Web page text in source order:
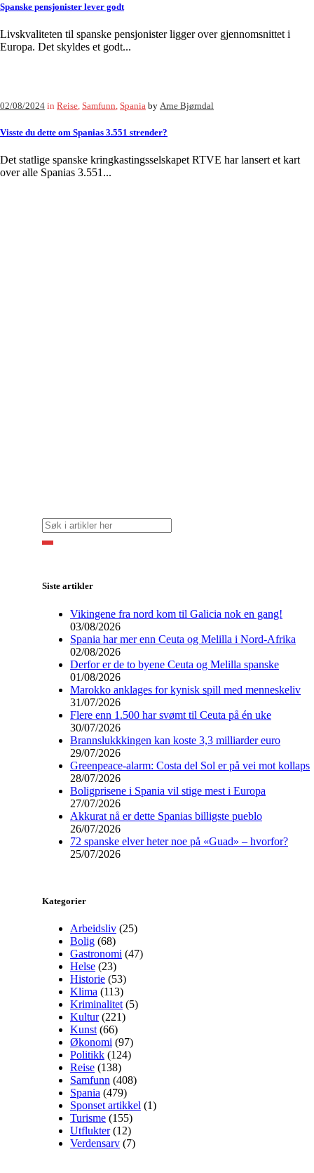
Spanske pensjonister lever godt
Livskvaliteten til spanske pensjonister ligger over gjennomsnittet i
Europa. Det skyldes et godt...
02/08/2024 in Reise, Samfunn, Spania by Arne Bjørndal
Visste du dette om Spanias 3.551 strender?
Det statlige spanske kringkastingsselskapet RTVE har lansert et kart
over alle Spanias 3.551...
Siste artikler
Vikingene fra nord kom til Galicia nok en gang!
03/08/2026
Spania har mer enn Ceuta og Melilla i Nord-Afrika
02/08/2026
Derfor er de to byene Ceuta og Melilla spanske
01/08/2026
Marokko anklages for kynisk spill med menneskeliv
31/07/2026
Flere enn 1.500 har svømt til Ceuta på én uke
30/07/2026
Brannslukkkingen kan koste 3,3 milliarder euro
29/07/2026
Greenpeace-alarm: Costa del Sol er på vei mot kollaps
28/07/2026
Boligprisene i Spania vil stige mest i Europa
27/07/2026
Akkurat nå er dette Spanias billigste pueblo
26/07/2026
72 spanske elver heter noe på «Guad» – hvorfor?
25/07/2026
Kategorier
Arbeidsliv (25)
Bolig (68)
Gastronomi (47)
Helse (23)
Historie (53)
Klima (113)
Kriminalitet (5)
Kultur(221)
Kunst (66)
Økonomi (97)
Politikk (124)
Reise (138)
Samfunn (408)
Spania (479)
Sponset artikkel (1)
Turisme (155)
Utflukter(12)
Verdensarv (7)